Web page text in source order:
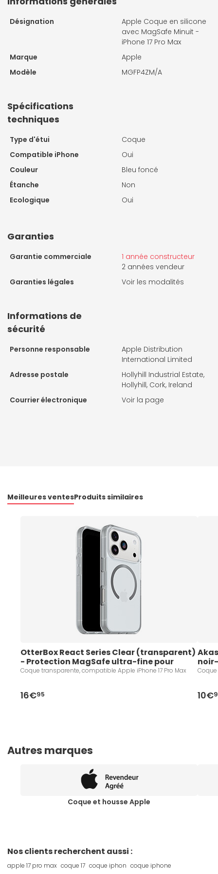
Désignation
Apple Coque en silicone
avec MagSafe Minuit -
iPhone 17 Pro Max
Marque
Apple
Modèle
MGFP4ZM/A
Spécifications
techniques
Type d'étui
Coque
Compatible iPhone
Oui
Couleur
Bleu foncé
Étanche
Non
Ecologique
Oui
Garanties
Garantie commerciale
1 année constructeur
2 années vendeur
Garanties légales
Voir les modalités
Informations de
sécurité
Personne responsable
Apple Distribution
International Limited
Adresse postale
Hollyhill Industrial Estate,
Hollyhill, Cork, Ireland
Courrier électronique
Voir la page
Meilleures ventesProduits similaires
OtterBox React Series Clear (transparent)
- Protection MagSafe ultra-fine pour
iPhone 17 Pro Max
Coque transparente, compatible Apple iPhone 17 Pro Max
16€95 10€
Autres marques
Coque et housse Apple
Nos clients recherchent aussi :
apple 17 pro max coque 17 coque iphon coque iphone